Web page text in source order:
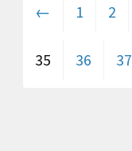
← 1 2
35 36 37